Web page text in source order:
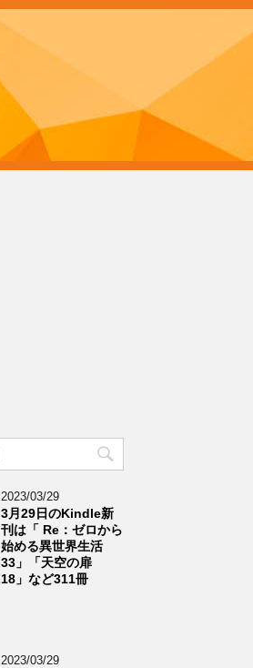
2023/03/29
3月29日のKindle新
刊は「 Re：ゼロから
始める異世界生活
33」「天空の扉
18」など311冊
2023/03/29